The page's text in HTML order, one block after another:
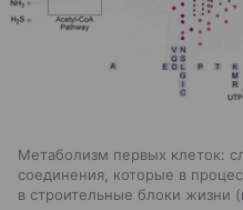
Метаболизм первых клеток:
соединения, которые в
в строительные блоки жизни